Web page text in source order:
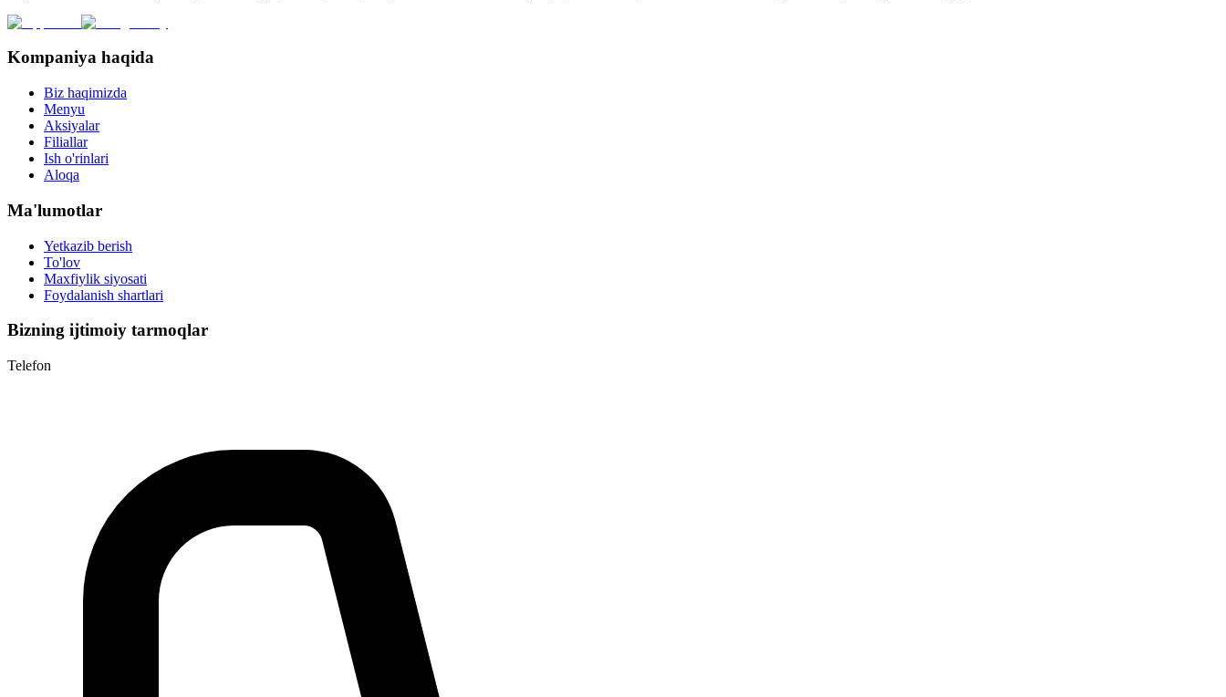
Kompaniya haqida
Biz haqimizda
Menyu
Aksiyalar
Filiallar
Ish o'rinlari
Aloqa
Ma'lumotlar
Yetkazib berish
To'lov
Maxfiylik siyosati
Foydalanish shartlari
Bizning ijtimoiy tarmoqlar
Telefon